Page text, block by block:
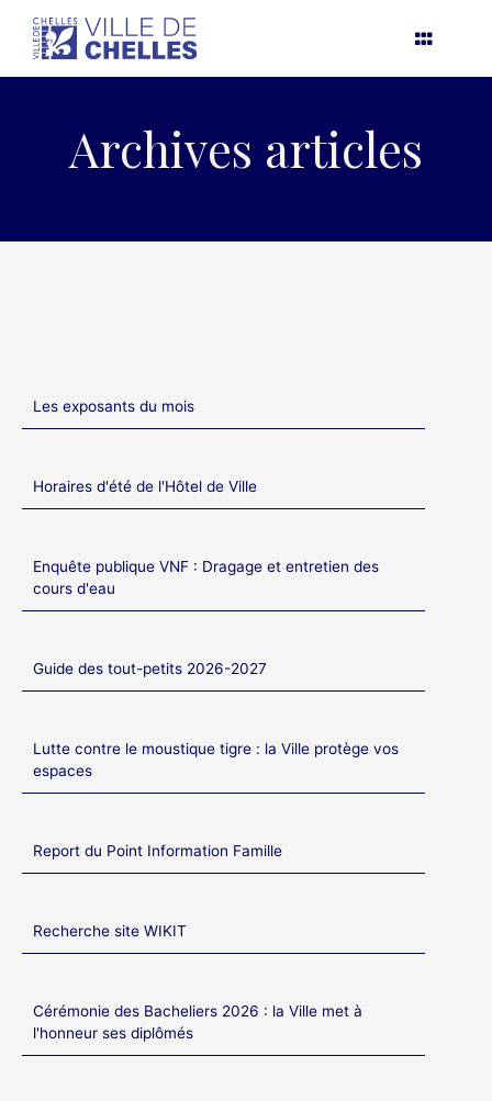
contenu
Archives articles
Les exposants du mois
Horaires d'été de l'Hôtel de Ville
Enquête publique VNF : Dragage et entretien des
cours d'eau
Guide des tout-petits 2026-2027
Lutte contre le moustique tigre : la Ville protège vos
espaces
Report du Point Information Famille
Recherche site WIKIT
Cérémonie des Bacheliers 2026 : la Ville met à
l'honneur ses diplômés